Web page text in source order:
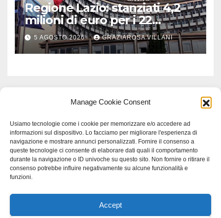
Manage Cookie Consent
Usiamo tecnologie come i cookie per memorizzare e/o accedere ad
informazioni sul dispositivo. Lo facciamo per migliorare l'esperienza di
navigazione e mostrare annunci personalizzati. Fornire il consenso a
queste tecnologie ci consente di elaborare dati quali il comportamento
durante la navigazione o ID univoche su questo sito. Non fornire o ritirare il
consenso potrebbe influire negativamente su alcune funzionalità e
funzioni.
Accept
Regione Lazio: stanziati 4,2
milioni di euro per i 22
Comuni dell’Etruria
Meridionale
5 AGOSTO 2026 GRAZIAROSA VILLANI
Proudly powered by WordPress|Tema: Newspaperex di